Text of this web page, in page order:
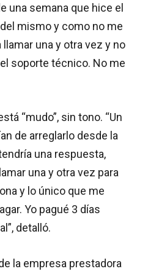
una semana que hice el
mismo y como no me
una y otra vez y no
soporte técnico. No me
“mudo”, sin tono. “Un
de arreglarlo desde la
una respuesta,
una y otra vez para
y lo único que me
Yo pagué 3 días
detalló.
la empresa prestadora